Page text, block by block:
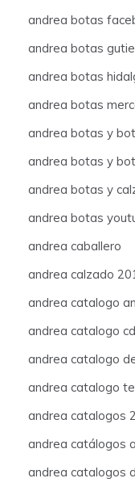
andrea botas
andrea botas
andrea botas
andrea botas
andrea botas y
andrea botas y
andrea botas y
andrea botas
andrea caballero
andrea calzado
andrea catalogo
andrea catalogo
andrea catalogo
andrea catalogo
andrea catalogos
andrea catálogos
andrea catalogos